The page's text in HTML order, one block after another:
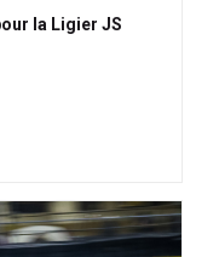
la Ligier JS